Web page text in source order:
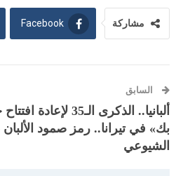
مشاركة Facebook
السابق
ألبانيا.. الذكرى الـ35
بك» في تيرانا.. رمز صمود
الشيوعي